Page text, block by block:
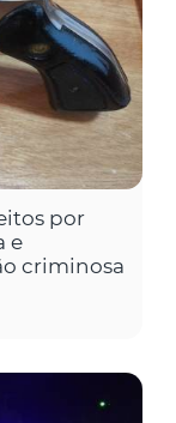
por
e
criminosa